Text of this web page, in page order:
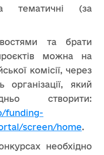
тематичні (за
та брати
можна на
комісії, через
організації, який
створити:
funding-
screen/home.
необхідно